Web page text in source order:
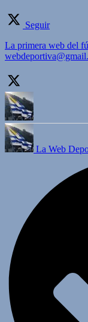
Seguir
La primera web del
La Web